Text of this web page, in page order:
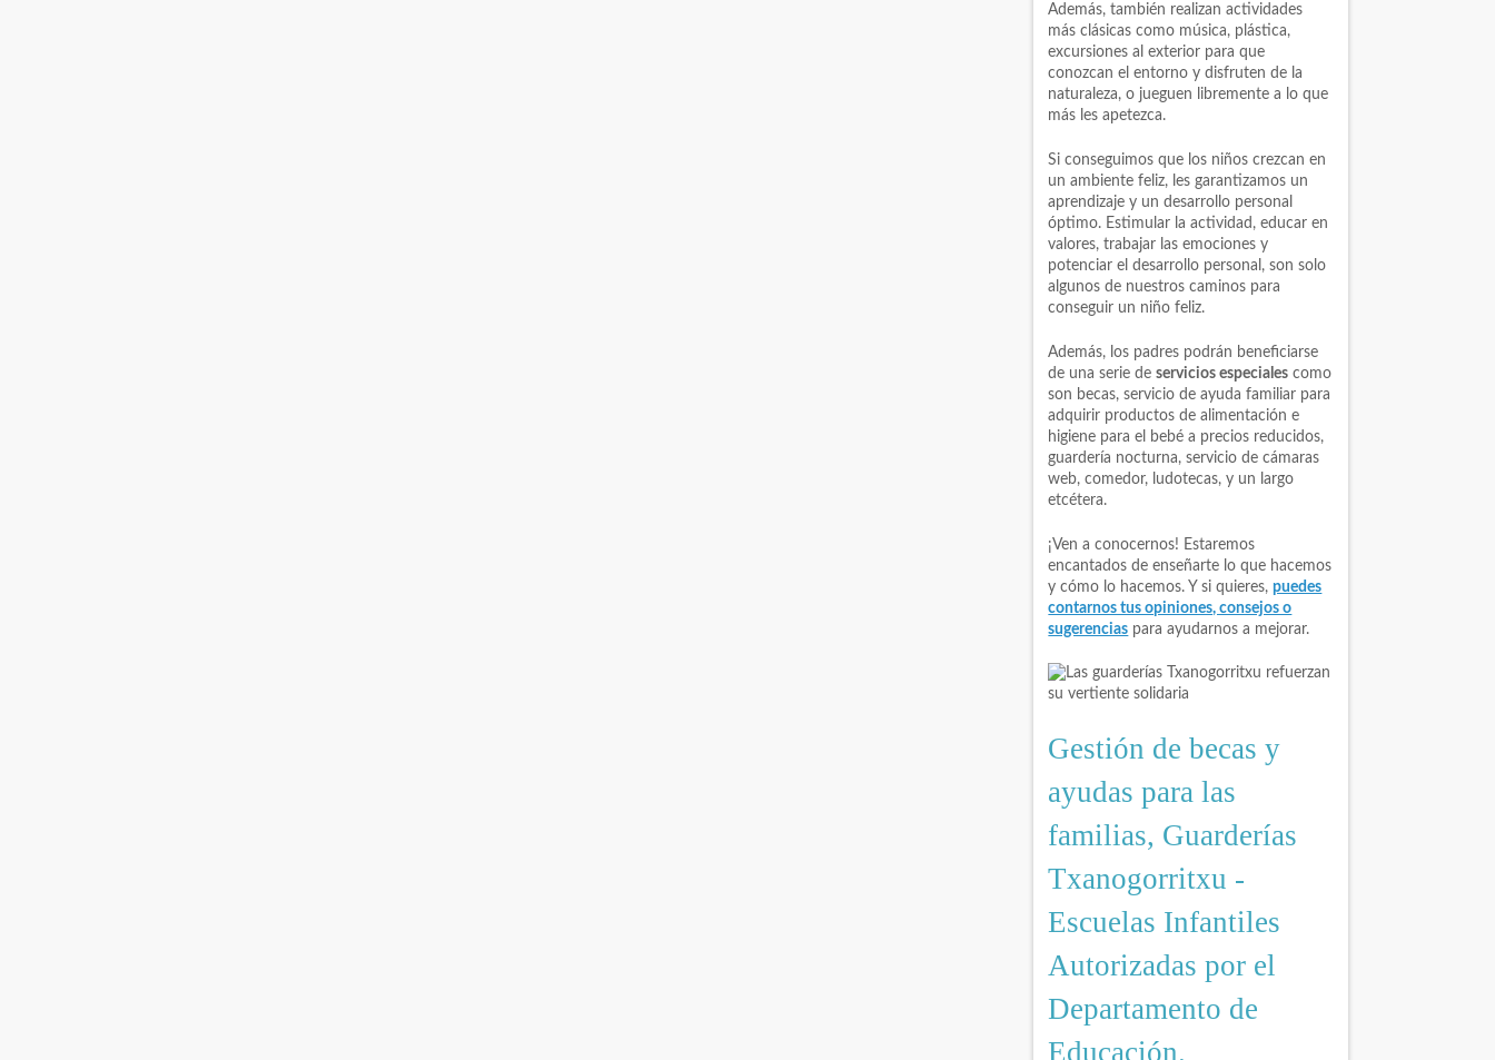
Además, también realizan actividades
más clásicas como música, plástica,
excursiones al exterior para que
conozcan el entorno y disfruten de la
naturaleza, o jueguen libremente a lo que
más les apetezca.
Si conseguimos que los niños crezcan en
un ambiente feliz, les garantizamos un
aprendizaje y un desarrollo personal
óptimo. Estimular la actividad, educar en
valores, trabajar las emociones y
potenciar el desarrollo personal, son solo
algunos de nuestros caminos para
conseguir un niño feliz.
Además, los padres podrán beneficiarse
de una serie deservicios especiales como
son becas, servicio de ayuda familiar para
adquirir productos de alimentación e
higiene para el bebé a precios reducidos,
guardería nocturna, servicio de cámaras
web, comedor, ludotecas, y un largo
etcétera.
¡Ven a conocernos! Estaremos
encantados de enseñarte lo que hacemos
y cómo lo hacemos. Y si quieres,puedes
contarnos tus opiniones, consejos o
sugerencias para ayudarnos a mejorar.
Gestión de becas y
ayudas para las
familias, Guarderías
Txanogorritxu -
Escuelas Infantiles
Autorizadas por el
Departamento de
Educación.